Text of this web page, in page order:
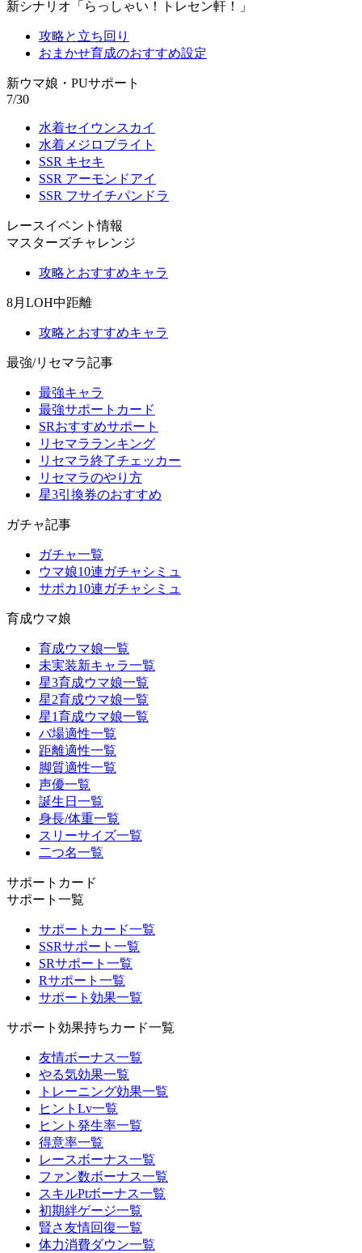
新シナリオ「らっしゃい！トレセン軒！」
攻略と立ち回り
おまかせ育成のおすすめ設定
新ウマ娘・PUサポート
7/30
水着セイウンスカイ
水着メジロブライト
SSR キセキ
SSR アーモンドアイ
SSR フサイチパンドラ
レースイベント情報
マスターズチャレンジ
攻略とおすすめキャラ
8月LOH中距離
攻略とおすすめキャラ
最強/リセマラ記事
最強キャラ
最強サポートカード
SRおすすめサポート
リセマラランキング
リセマラ終了チェッカー
リセマラのやり方
星3引換券のおすすめ
ガチャ記事
ガチャ一覧
ウマ娘10連ガチャシミュ
サポカ10連ガチャシミュ
育成ウマ娘
育成ウマ娘一覧
未実装新キャラ一覧
星3育成ウマ娘一覧
星2育成ウマ娘一覧
星1育成ウマ娘一覧
バ場適性一覧
距離適性一覧
脚質適性一覧
声優一覧
誕生日一覧
身長/体重一覧
スリーサイズ一覧
二つ名一覧
サポートカード
サポート一覧
サポートカード一覧
SSRサポート一覧
SRサポート一覧
Rサポート一覧
サポート効果一覧
サポート効果持ちカード一覧
友情ボーナス一覧
やる気効果一覧
トレーニング効果一覧
ヒントLv一覧
ヒント発生率一覧
得意率一覧
レースボーナス一覧
ファン数ボーナス一覧
スキルPtボーナス一覧
初期絆ゲージ一覧
賢さ友情回復一覧
体力消費ダウン一覧